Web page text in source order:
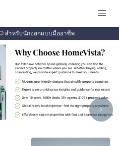
สำหรับนักออกแบบมืออาชีพ